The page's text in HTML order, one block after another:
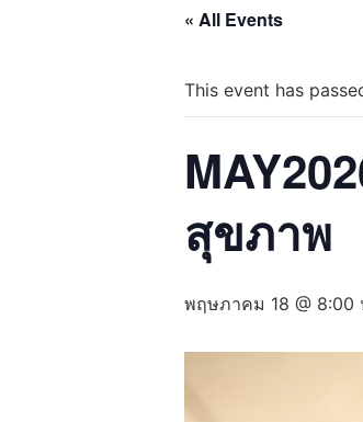
« All Events
This event has
สุขภาพ
พฤษภาคม 18 @ 8:00